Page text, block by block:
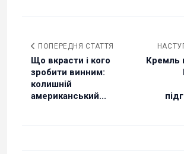
ПОПЕРЕДНЯ СТАТТЯ
Що вкрасти і кого
зробити винним:
колишній
американський...
Кремль